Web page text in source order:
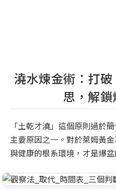
澆水煉金術：打
思，解
「土乾才澆」這個原則過於
主要原因之一。對於萊姆黃
與健康的根系環境，才是爆盆